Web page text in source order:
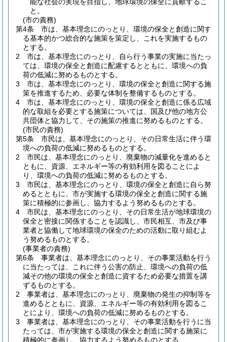
と。
(市の責務)
第4条
市は、基本理念にのっとり、環境の保全と創造に関す
る基本的かつ総合的な施策を策定し、これを実施するもの
とする。
2
市は、基本理念にのっとり、自ら行う事業の実施に当たっ
ては、環境の保全と創造に配慮するとともに、環境への負
荷の低減に努めるものとする。
3
市は、基本理念にのっとり、環境の保全と創造に関する施
策を推進するため、必要な体制を整備するものとする。
4
市は、基本理念にのっとり、環境の保全と創造に係る広域
的な取組を必要とする施策については、国及び他の地方公
共団体と協力して、その施策の推進に努めるものとする。
(市民の責務)
第5条
市民は、基本理念にのっとり、その日常生活に伴う環
境への負荷の低減に努めるものとする。
2
市民は、基本理念にのっとり、廃棄物の減量化を進めると
ともに、資源、エネルギー等の有効利用を図ることによ
り、環境への負荷の低減に努めるものとする。
3
市民は、基本理念にのっとり、環境の保全と創造に自ら努
めるとともに、市が実施する環境の保全と創造に関する施
策に積極的に参画し、協力するよう努めるものとする。
4
市民は、基本理念にのっとり、その日常生活が地球環境の
保全と密接に関係することを認識し、市民相互、市及び事
業者と協働して地球環境の保全のための活動に取り組むよ
う努めるものとする。
(事業者の責務)
第6条
事業者は、基本理念にのっとり、その事業活動を行う
に当たっては、これに伴う公害の防止、環境への負荷の低
減その他の環境の保全と創造に資するため必要な措置を講
ずるものとする。
2
事業者は、基本理念にのっとり、廃棄物の発生の抑制等を
進めるとともに、資源、エネルギー等の有効利用を図るこ
とにより、環境への負荷の低減に努めるものとする。
3
事業者は、基本理念にのっとり、その事業活動を行うに当
たっては、市が実施する環境の保全と創造に関する施策に
積極的に参画し、協力するよう努めるものとする。